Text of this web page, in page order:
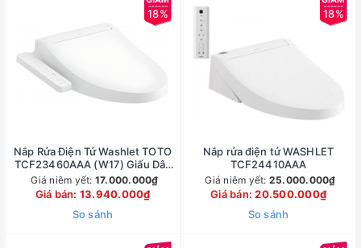
18%
Nắp Rửa Điện Tử Washlet TOTO
TCF23460AAA (W17) Giấu Dây
C2
Giá niêm yết: 17.000.000₫
Giá bán: 13.940.000₫
So sánh
18%
Nắp rửa điện tử WASHLET
TCF24410AAA
Giá niêm yết: 25.000.000₫
Giá bán:20.500.000₫
So sánh